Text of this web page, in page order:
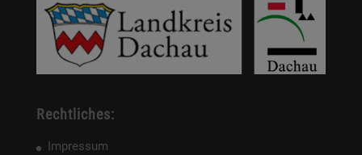
Rechtliches:
Impressum